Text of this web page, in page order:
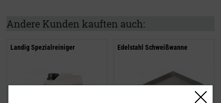
Andere Kunden kauften auch:
Landig Spezialreiniger Edelstahl Schweißwanne